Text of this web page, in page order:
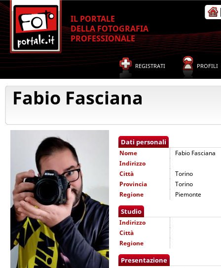
IL PORTALE
DELLA FOTOGRAFIA
PROFESSIONALE
REGISTRATI PROFILI
Fabio Fasciana
Dati personali
Nome
Fabio Fasciana
Indirizzo
Città
Torino
Provincia
Torino
Regione
Piemonte
Studio
Indirizzo
Città
Regione
Presentazione